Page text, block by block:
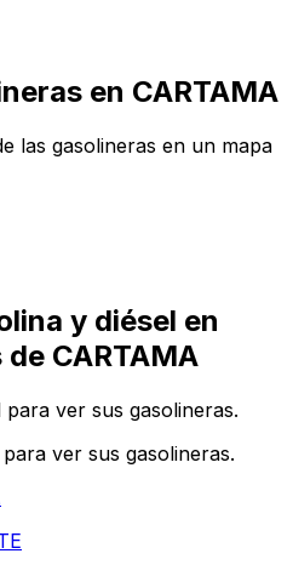
en CARTAMA
las gasolineras en un mapa
y diésel en
CARTAMA
ver sus gasolineras.
ver sus gasolineras.